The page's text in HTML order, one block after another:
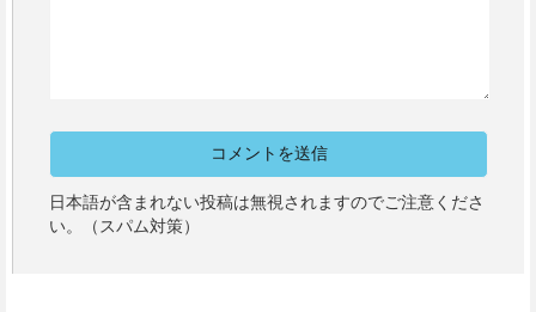
日本語が含まれない投稿は無視されますのでご注意くださ
い。（スパム対策）